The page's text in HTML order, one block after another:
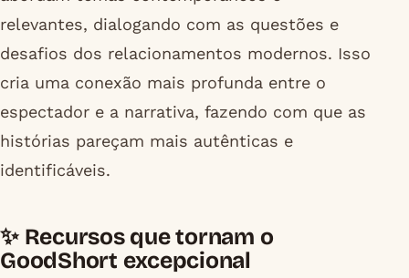
relevantes, dialogando com as questões e
desafios dos relacionamentos modernos. Isso
cria uma conexão mais profunda entre o
espectador e a narrativa, fazendo com que as
histórias pareçam mais autênticas e
identificáveis.
✨ Recursos que tornam o
GoodShort excepcional